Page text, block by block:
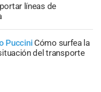
líneas de
Puccini Cómo surfea la
del transporte